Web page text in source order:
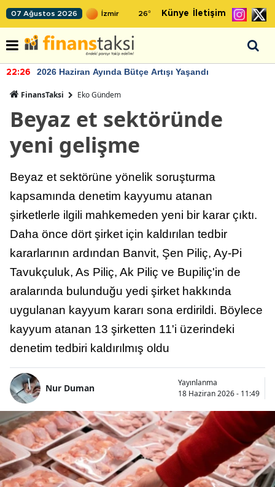
07 Ağustos 2026 26° Künye İletişim
22:26 2026 Haziran Ayında Bütçe Artışı Yaşandı
FinansTaksi Eko Gündem
Beyaz et sektöründe
yeni gelişme
Beyaz et sektörüne yönelik soruşturma
kapsamında denetim kayyumu atanan
şirketlerle ilgili mahkemeden yeni bir karar çıktı.
Daha önce dört şirket için kaldırılan tedbir
kararlarının ardından Banvit, Şen Piliç, Ay-Pi
Tavukçuluk, As Piliç, Ak Piliç ve Bupiliç'in de
aralarında bulunduğu yedi şirket hakkında
uygulanan kayyum kararı sona erdirildi. Böylece
kayyum atanan 13 şirketten 11'i üzerindeki
denetim tedbiri kaldırılmış oldu
Nur Duman
Yayınlanma
18 Haziran 2026 - 11:49